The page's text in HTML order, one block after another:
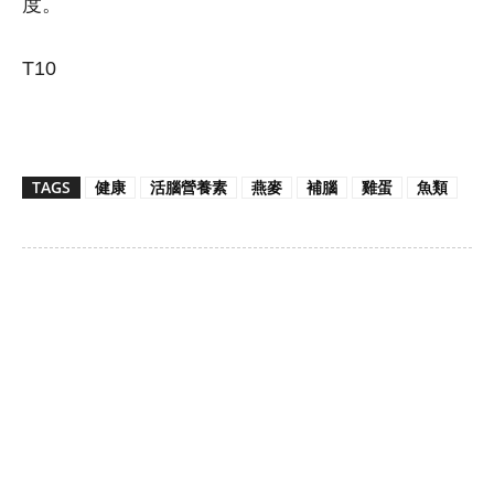
T10
TAGS 健康 活腦營養素 燕麥 補腦 雞蛋 魚類